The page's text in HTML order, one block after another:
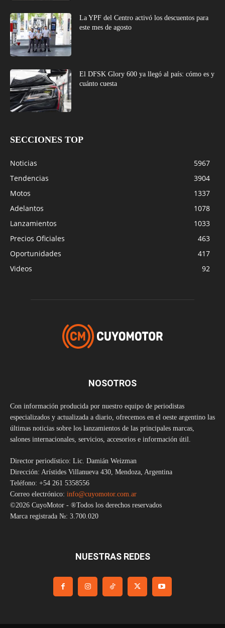
La YPF del Centro activó los descuentos para
este mes de agosto
El DFSK Glory 600 ya llegó al país: cómo es y
cuánto cuesta
SECCIONES TOP
Noticias
5967
Tendencias
3904
Motos
1337
Adelantos
1078
Lanzamientos
1033
Precios Oficiales
463
Oportunidades
417
Videos
92
NOSOTROS
Con información producida por nuestro equipo de periodistas
especializados y actualizada a diario, ofrecemos en el oeste argentino las
últimas noticias sobre los lanzamientos de las principales marcas,
salones internacionales, servicios, accesorios e información útil.
Director periodístico: Lic. Damián Weizman
Dirección: Arístides Villanueva 430, Mendoza, Argentina
Teléfono: +54 261 5358556
Correo electrónico: info@cuyomotor.com.ar
©2026 CuyoMotor - ®Todos los derechos reservados
Marca registrada №: 3.700.020
NUESTRAS REDES